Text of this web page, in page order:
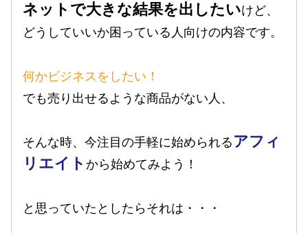
ネットで大きな結果を出したいけど、
どうしていいか困っている人向けの内容です。
何かビジネスをしたい！
でも売り出せるような商品がない人、
そんな時、今注目の手軽に始められる アフィ
リエイト から始めてみよう！
と思っていたとしたらそれは・・・